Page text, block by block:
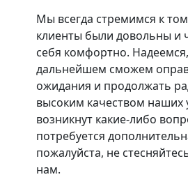
Мы всегда стремимся к
клиенты были довольны и
себя комфортно.
дальнейшем сможем
ожидания и продолжать
высоким качеством наших
возникнут какие-либо
потребуется
пожалуйста, не
нам.